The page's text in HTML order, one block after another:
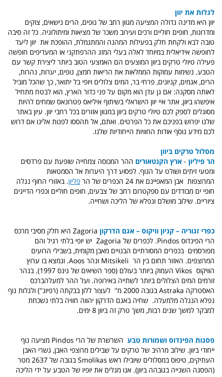
לגלות את יוון
יוון היא מדינה גדולה המציעה מגוון רחב של נופים, הרים נישאים, צוקים
ומדרונות, חופים חוליים ורכים ועירוב משכר של מציאות ומיתולוגיה. כל זה סיבה
טובה לבא ולקחת חלק בפעילות המהנה והמתגמלת, ההופכת את יוון ליעד
לחופשה אידיאלית במיוחד לאלה בעלי המזג ההרפתקני או המעדיפים חופשה
פעילה טיולי טרקים ביוון המוצעים הם האמצעי הטוב ביותר ליצירת קשר עם
הטבע. נשימות עמוקות הממלאות את הריאות חמצן, נופים, יערות, נהרות,
הרים, אגמים, קניונים, פרחי בר, המים צלולים ויופי בל יתואר, כך שהכל מוביל
לאותה מסקנה: אם גן עדן הוא מקום על פני כדור הארץ, הוא לבטח מתחיל
איפשהו ביוון, אתר איי יוון הישראלי בשיתוף איליאס פטרונאס שמחים להיות
מסוגלים לספק לכם טיולי טרקים ביוון במגוון אזורים בכל רחבי יוון. עיון באתר
שלנו יפרוש בפניכם את כל הפרטים. ואתם, אל תהססו לפנות אלינו אם דרוש
לכם מידע נוסף אודות החוויות הייחודיות שלנו.
מסלול טרקים ביוון
הר פיליון - ארץ הקנטאורים ההר המכוסה צמחייה שופעת עם פרדסים
ומטעי זיתים ושולט על הנוף. לפסוע דרך היערות אל הסמטאות
המרוצפות אבן המאפיינם את 24 הכפרים של הר
פליון. באזורי החוף נגלה
חופי ים מבודדים עם ספקטרום רחב של צבעים, חופים חוליים וכפרי הדייגים
ציוריים. שילוב מושלם ונפלא של הליכה ושחייה.
כפרי זגוריה – קניון וויקוס – אגם הדרקון
Zagoria היא חלק מסיבי מרכס
הרי הפינדוס Pindos. לכפרים של Zagoria יש יופי בלתי רגיל והם
מפורסמים בכפרים המסורתיים הבנויים מאבן מקומית, בשבילי הרועים
המרוצפים. האזור תחום בין הר Mitsikeli ונהר Aoos. ונמצא בו ערוץ
הוויקוס Vikos העמוק ביותר בעולם (ספר השיאים של גינס 1997). בנהר
זורמים המים הצלולים ביותר לשתייה באירופה. ועל ההר למעלהברכס
האסטרקה Astraka בגובה 2000 מ'' לעצור ללון בבקתה (רפיוג'') ולגלות נוף
נפלא הנגלה מלמעלה. שחיה באגם הדרקון יהווה חוויה בלתי נשכחת
למבקר למשך שנים רבות, משך טרק זה ביוון 8 ימים.
פסגות הפינדוס ושמורות טבע
השרשרת של הרי Pindos מציעה נוף
ייחודי ביוון. שילוב מרהיב של טרקים על שבילים מרוצפי האבן, גשרי האבן
העתיקים, טיפוס במסלולים שיובילו ראש Smolikas
בגובה של 2637 מטר
(הפסגה השנייה בגובהה ביוון). אנו מגלים את יופיו של הטבע על ידי הליכה